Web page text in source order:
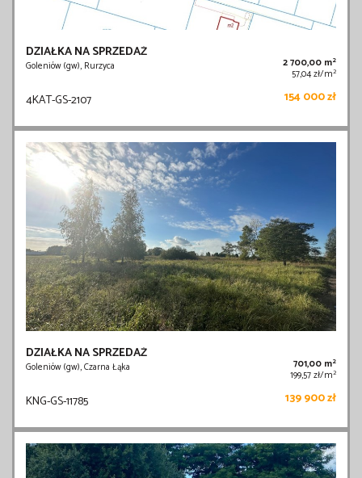
DZIAŁKA NA SPRZEDAŻ
Goleniów (gw), Rurzyca 2 700,00 m2
57,04 zł/m2
4KAT-GS-2107 154 000 zł
DZIAŁKA NA SPRZEDAŻ
Goleniów (gw), Czarna Łąka 701,00 m2
199,57 zł/m2
KNG-GS-11785 139 900 zł